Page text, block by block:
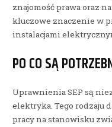
znajomość prawa oraz
kluczowe znaczenie w
instalacjami
PO CO SĄ
Uprawnienia SEP są
elektryka. Tego rodzaju
pracy na stanowisku